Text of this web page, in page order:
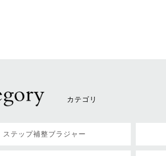
カテゴリ
ステップ補整ブラジャー